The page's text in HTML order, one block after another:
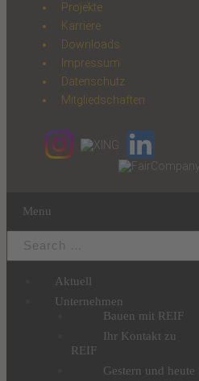
Projekte
Karriere
Downloads
Impressum
Datenschutz
Mitgliedschaften
Menu
Aktuell
Unternehmen
Bauen mit REIF
Ihr Kontakt zu
REIF
Gestern und heute